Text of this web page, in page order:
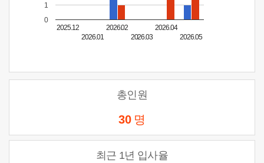
2025.12
2026.01
2026.02
2026.03
2026.04
2026.05
0
1
총인원
30 명
최근 1년 입사율